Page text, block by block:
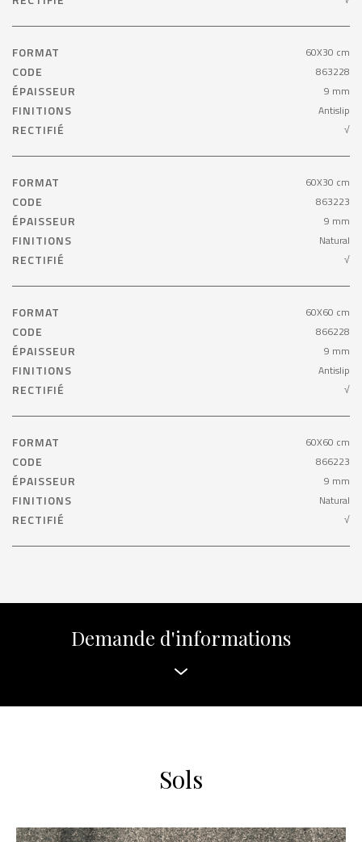
FORMAT 60X30 cm
CODE 863228
ÉPAISSEUR 9 mm
FINITIONS Antislip
RECTIFIÉ √
FORMAT 60X30 cm
CODE 863223
ÉPAISSEUR 9 mm
FINITIONS Natural
RECTIFIÉ √
FORMAT 60X60 cm
CODE 866228
ÉPAISSEUR 9 mm
FINITIONS Antislip
RECTIFIÉ √
FORMAT 60X60 cm
CODE 866223
ÉPAISSEUR 9 mm
FINITIONS Natural
RECTIFIÉ √
Demande d'informations
Sols